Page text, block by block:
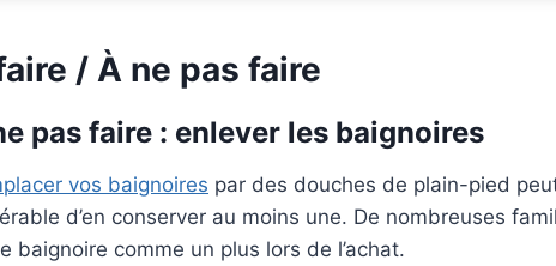
/ À ne pas faire
pas faire : enlever les baignoires
vos baignoires par des douches de plain-pied
d’en conserver au moins une. De nombreuses
baignoire comme un plus lors de l’achat.